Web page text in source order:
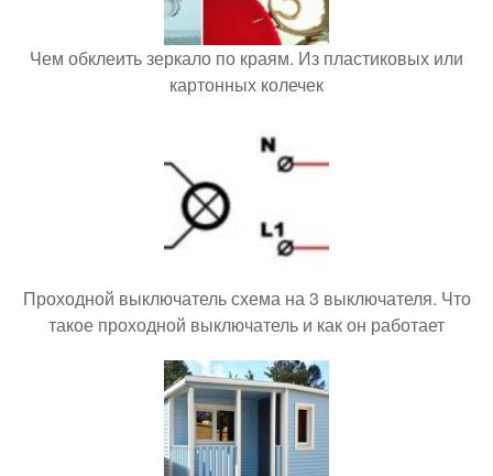
Чем обклеить зеркало по краям. Из пластиковых или
картонных колечек
Проходной выключатель схема на 3 выключателя. Что
такое проходной выключатель и как он работает